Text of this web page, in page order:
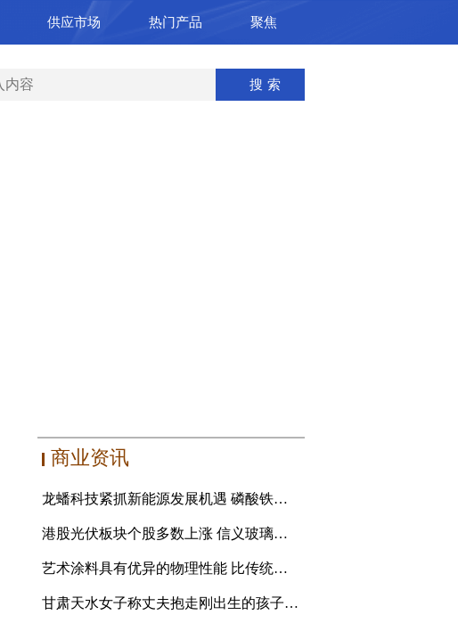
供应市场 热门产品 聚焦
商业资讯
龙蟠科技紧抓新能源发展机遇 磷酸铁锂正极材料成新利润增长点
港股光伏板块个股多数上涨 信义玻璃涨5.16%
艺术涂料具有优异的物理性能 比传统的乳胶漆贵
甘肃天水女子称丈夫抱走刚出生的孩子追讨彩礼 妇联：孩